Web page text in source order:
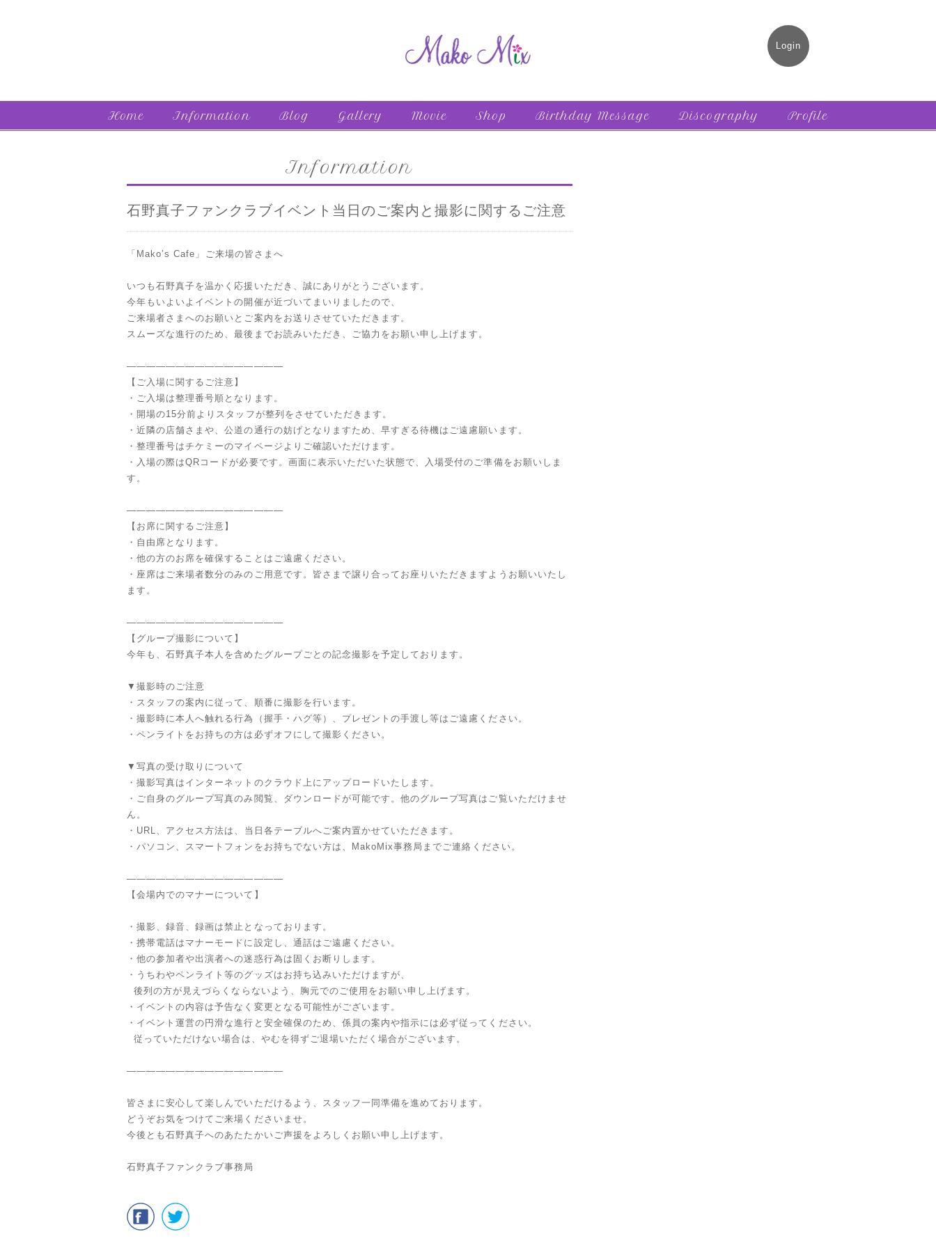
Login
Home Information Blog Gallery Movie Shop Birthday Message Discography Profile
Information
石野真子ファンクラブイベント当日のご案内と撮影に関するご注意
「Mako’s Cafe」ご来場の皆さまへ
いつも石野真子を温かく応援いただき、誠にありがとうございます。
今年もいよいよイベントの開催が近づいてまいりましたので、
ご来場者さまへのお願いとご案内をお送りさせていただきます。
スムーズな進行のため、最後までお読みいただき、ご協力をお願い申し上げます。
————————————————
【ご入場に関するご注意】
・ご入場は整理番号順となります。
・開場の15分前よりスタッフが整列をさせていただきます。
・近隣の店舗さまや、公道の通行の妨げとなりますため、早すぎる待機はご遠慮願います。
・整理番号はチケミーのマイページよりご確認いただけます。
・入場の際はQRコードが必要です。画面に表示いただいた状態で、入場受付のご準備をお願いしま
す。
————————————————
【お席に関するご注意】
・自由席となります。
・他の方のお席を確保することはご遠慮ください。
・座席はご来場者数分のみのご用意です。皆さまで譲り合ってお座りいただきますようお願いいたし
ます。
————————————————
【グループ撮影について】
今年も、石野真子本人を含めたグループごとの記念撮影を予定しております。
▼撮影時のご注意
・スタッフの案内に従って、順番に撮影を行います。
・撮影時に本人へ触れる行為（握手・ハグ等）、プレゼントの手渡し等はご遠慮ください。
・ペンライトをお持ちの方は必ずオフにして撮影ください。
▼写真の受け取りについて
・撮影写真はインターネットのクラウド上にアップロードいたします。
・ご自身のグループ写真のみ閲覧、ダウンロードが可能です。他のグループ写真はご覧いただけませ
ん。
・URL、アクセス方法は、当日各テーブルへご案内置かせていただきます。
・パソコン、スマートフォンをお持ちでない方は、MakoMix事務局までご連絡ください。
————————————————
【会場内でのマナーについて】
・撮影、録音、録画は禁止となっております。
・携帯電話はマナーモードに設定し、通話はご遠慮ください。
・他の参加者や出演者への迷惑行為は固くお断りします。
・うちわやペンライト等のグッズはお持ち込みいただけますが、
後列の方が見えづらくならないよう、胸元でのご使用をお願い申し上げます。
・イベントの内容は予告なく変更となる可能性がございます。
・イベント運営の円滑な進行と安全確保のため、係員の案内や指示には必ず従ってください。
従っていただけない場合は、やむを得ずご退場いただく場合がございます。
————————————————
皆さまに安心して楽しんでいただけるよう、スタッフ一同準備を進めております。
どうぞお気をつけてご来場くださいませ。
今後とも石野真子へのあたたかいご声援をよろしくお願い申し上げます。
石野真子ファンクラブ事務局
いいね